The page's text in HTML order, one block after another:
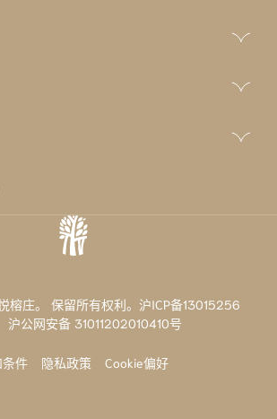
榕庄。 保留所有权利。沪ICP备13015256
沪公网安备 31011202010410号
件 隐私政策 Cookie偏好